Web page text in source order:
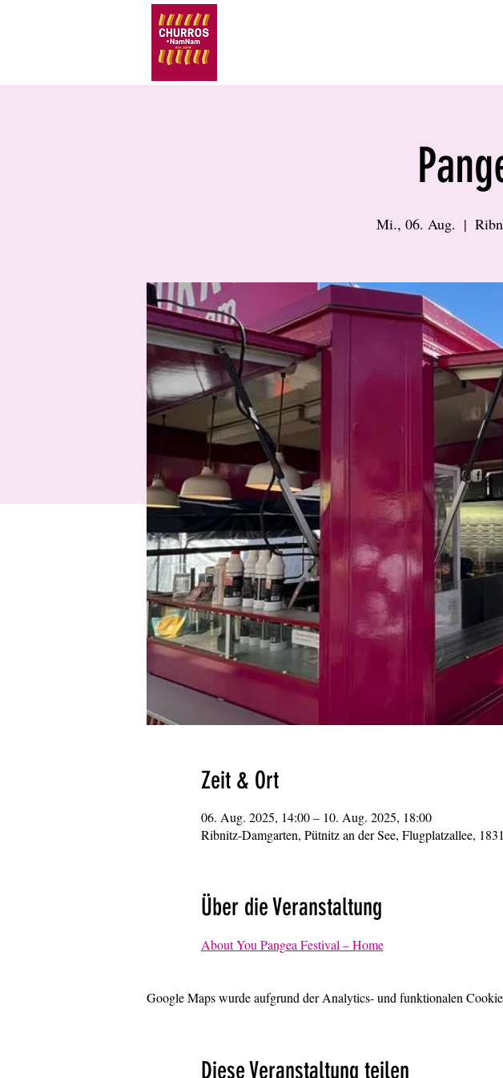
Mi., 06. Aug.
  |
Zeit & Ort
06. Aug. 2025, 14:00 – 10. Aug. 2025, 18:00
Ribnitz-Damgarten, Pütnitz an der See, Flugplatzallee,
Über die Veranstaltung
About You Pangea Festival – Home
Google Maps wurde aufgrund der Analytics- und funktionalen
Diese Veranstaltung teilen